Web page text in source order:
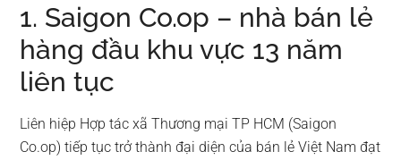
1. Saigon Co.op – nhà bán lẻ
hàng đầu khu vực 13 năm
liên tục
Liên hiệp Hợp tác xã Thương mại TP HCM (Saigon
Co.op) tiếp tục trở thành đại diện của bán lẻ Việt Nam đạt